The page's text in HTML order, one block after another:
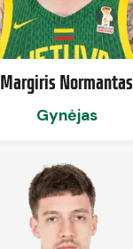
Margiris Normantas
Gynėjas